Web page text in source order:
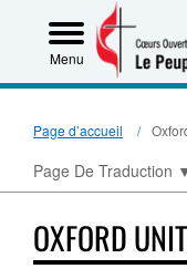
Menu
Page d’accueil
Page De Traduction
OXFORD